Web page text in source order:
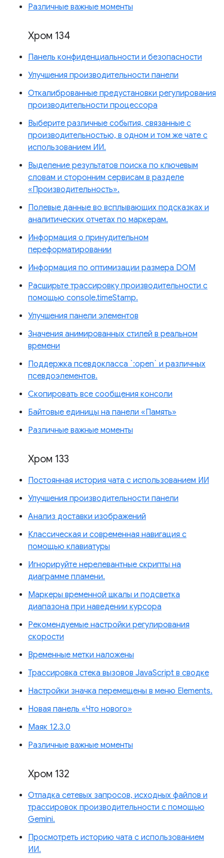
Различные важные моменты
Хром 134
Панель конфиденциальности и безопасности
Улучшения производительности панели
Откалиброванные предустановки регулирования
производительности процессора
Выберите различные события, связанные с
производительностью, в одном и том же чате с
использованием ИИ.
Выделение результатов поиска по ключевым
словам и сторонним сервисам в разделе
«Производительность».
Полевые данные во всплывающих подсказках и
аналитических отчетах по маркерам.
Информация о принудительном
переформатировании
Информация по оптимизации размера DOM
Расширьте трассировку производительности с
помощью console.timeStamp.
Улучшения панели элементов
Значения анимированных стилей в реальном
времени
Поддержка псевдокласса `:open` и различных
псевдоэлементов.
Скопировать все сообщения консоли
Байтовые единицы на панели «Память»
Различные важные моменты
Хром 133
Постоянная история чата с использованием ИИ
Улучшения производительности панели
Анализ доставки изображений
Классическая и современная навигация с
помощью клавиатуры
Игнорируйте нерелевантные скрипты на
диаграмме пламени.
Маркеры временной шкалы и подсветка
диапазона при наведении курсора
Рекомендуемые настройки регулирования
скорости
Временные метки наложены
Трассировка стека вызовов JavaScript в сводке
Настройки значка перемещены в меню Elements.
Новая панель «Что нового»
Маяк 12.3.0
Различные важные моменты
Хром 132
Отладка сетевых запросов, исходных файлов и
трассировок производительности с помощью
Gemini.
Просмотреть историю чата с использованием
ИИ.